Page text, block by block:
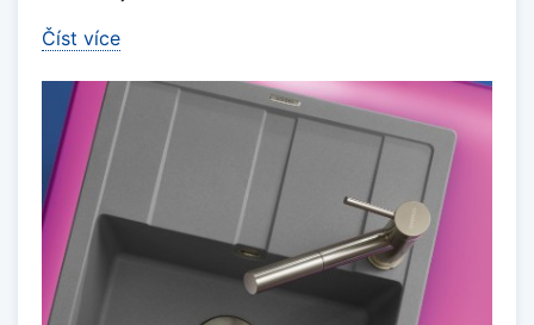
Číst více